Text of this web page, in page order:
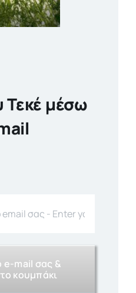
Τεκέ μέσω
e-mail σας &
κουμπάκι